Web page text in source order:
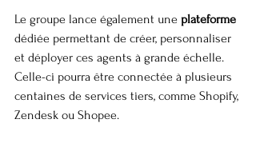
Le groupe lance également une plateforme
dédiée permettant de créer, personnaliser
et déployer ces agents à grande échelle.
Celle-ci pourra être connectée à plusieurs
centaines de services tiers, comme Shopify,
Zendesk ou Shopee.